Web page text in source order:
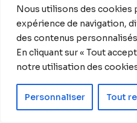
Nous utilisons des cookies
expérience de navigation,
des contenus
En cliquant sur « Tout
notre utilisation des
Personnaliser Tout
données à caractère
aux lois applicables en
des données en
l’article 9.3 «
Appeler